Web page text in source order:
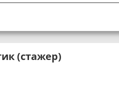
(стажер)